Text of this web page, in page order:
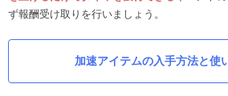
ず報酬受け取りを行いましょう。
加速アイテムの入手方法と使